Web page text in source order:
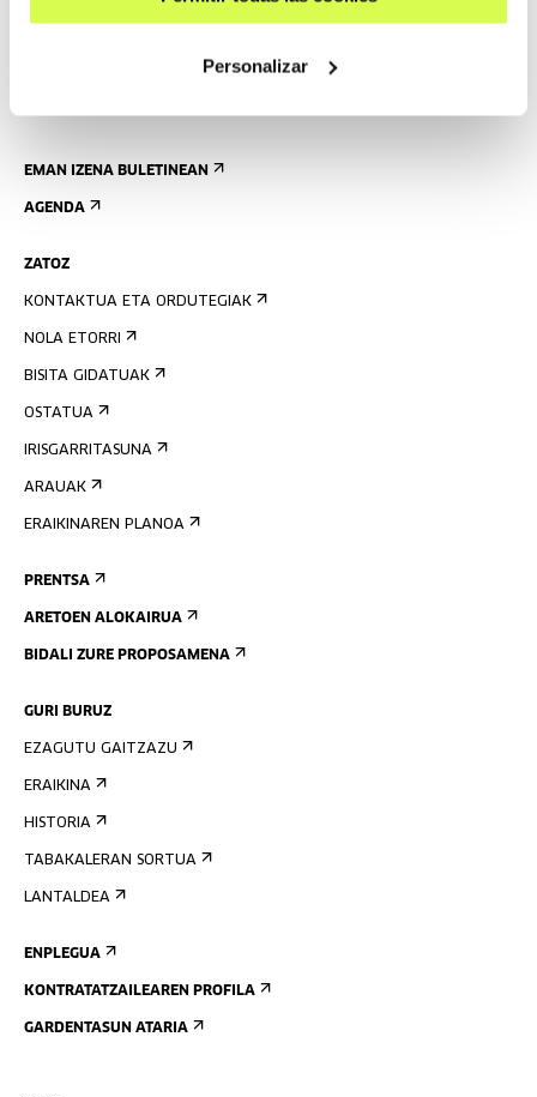
Personalizar
EMAN IZENA BULETINEAN
AGENDA
ZATOZ
KONTAKTUA ETA ORDUTEGIAK
NOLA ETORRI
BISITA GIDATUAK
OSTATUA
IRISGARRITASUNA
ARAUAK
ERAIKINAREN PLANOA
PRENTSA
ARETOEN ALOKAIRUA
BIDALI ZURE PROPOSAMENA
GURI BURUZ
EZAGUTU GAITZAZU
ERAIKINA
HISTORIA
TABAKALERAN SORTUA
LANTALDEA
ENPLEGUA
KONTRATATZAILEAREN PROFILA
GARDENTASUN ATARIA